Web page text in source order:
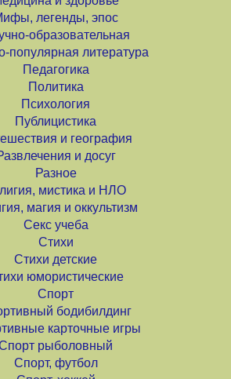
легенды, эпос
образовательная
популярная литература
Педагогика
Политика
Психология
Публицистика
и география
и досуг
Разное
мистика и НЛО
магия и оккультизм
Секс учеба
Стихи
Стихи детские
юмористические
Спорт
бодибилдинг
карточные игры
рыболовный
Спорт, футбол